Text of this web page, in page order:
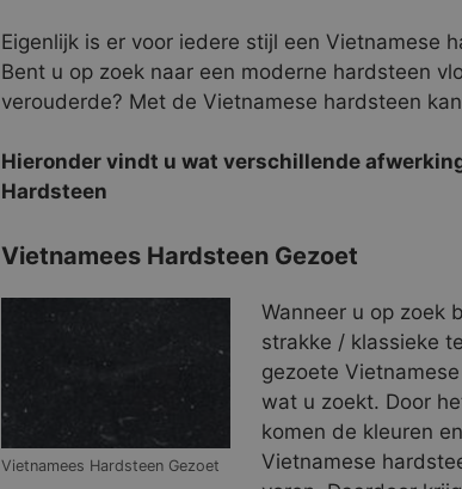
Eigenlijk is er voor iedere stijl een Vietnamese
Bent u op zoek naar een moderne hardsteen
verouderde? Met de Vietnamese hardsteen
Hieronder vindt u wat verschillende
Hardsteen
Vietnamees Hardsteen Gezoet
Vietnamees Hardsteen Gezoet
Wanneer u op zoek
strakke / klassieke
gezoete
wat u zoekt. Door
komen de kleuren
Vietnamese